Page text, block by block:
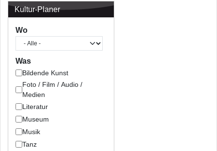
Kultur-Planer
Wo
Was
Bildende Kunst
Foto / Film / Audio /
Medien
Literatur
Museum
Musik
Tanz